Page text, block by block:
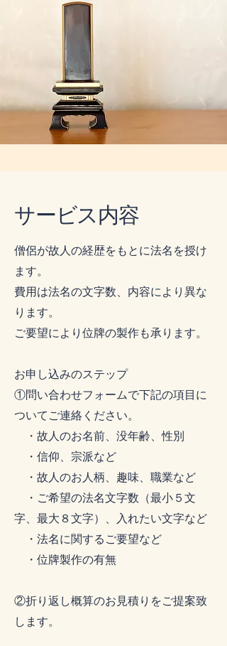
​サービス内容
僧侶が故人の経歴をもとに法名を授け
ます。
費用は法名の文字数、内容により異な
ります。
​ご要望により位牌の製作も承ります。
お申し込みのステップ
①問い合わせフォームで下記の項目に
ついてご連絡ください。
・故人のお名前、没年齢、性別
​ ・信仰、宗派など
・故人のお人柄、趣味、職業など
・ご希望の法名文字数（最小５文
字、最大８文字）、入れたい文字など
・ 法名に関するご要望など​
​ ・位牌製作の有無
②折り返し概算のお見積りをご提案致
します。